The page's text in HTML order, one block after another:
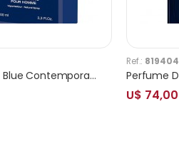
Perfume Enrico Coveri Blue Contemporary EDT Masculino 100ml
Ref.: 819404
U$ 74,00